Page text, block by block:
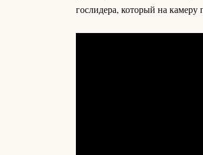
гослидера, который на камеру